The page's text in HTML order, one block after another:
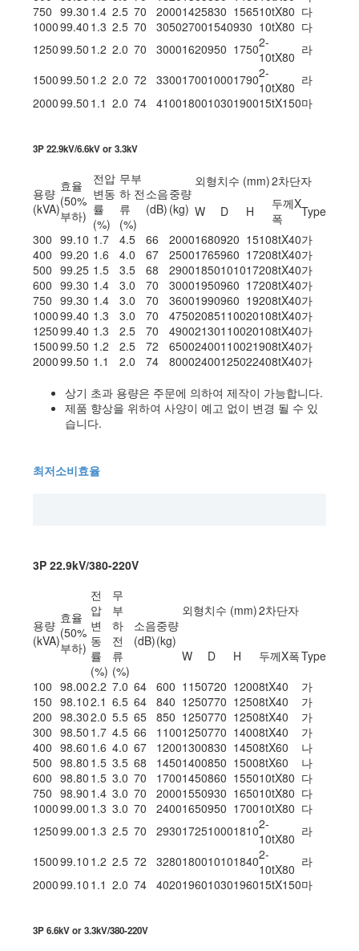
750 99.30 1.4 2.5 70 20001425830 156510tX80 다
100099.40 1.3 2.5 70 305027001540930 10tX80 다
125099.50 1.2 2.0 70 30001620950 17502-
10tX80 라
150099.50 1.2 2.0 72 33001700100017902-
10tX80 라
200099.50 1.1 2.0 74 410018001030190015tX150마
3P 22.9kV/6.6kV or 3.3kV
용량
(kVA)
효율
(50%
부하)
전압
변동
률
(%)
무부
하 전
류
(%)
소음
(dB)
중량
(kg)
외형치수 (mm)2차단자
W
D H
두께X
폭
Type
300 99.10 1.7 4.5 66 20001680920 15108tX40가
400 99.20 1.6 4.0 67 25001765960 17208tX40가
500 99.25 1.5 3.5 68 29001850101017208tX40가
600 99.30 1.4 3.0 70 30001950960 17208tX40가
750 99.30 1.4 3.0 70 36001990960 19208tX40가
100099.40 1.3 3.0 70 47502085110020108tX40가
125099.40 1.3 2.5 70 49002130110020108tX40가
150099.50 1.2 2.5 72 65002400110021908tX40가
200099.50 1.1 2.0 74 80002400125022408tX40가
상기 초과 용량은 주문에 의하여 제작이 가능합니다.
제품 향상을 위하여 사양이 예고 없이 변경 될 수 있
습니다.
최저소비효율
3P 22.9kV/380-220V
용량
(kVA)
효율
(50%
부하)
전
압
변
동
률
(%)
무
부
하
전
류
(%)
소음
(dB)
중량
(kg)
외형치수 (mm)2차단자
W D H 두께X폭Type
100 98.002.2 7.0 64 600 1150720 12008tX40
가
150 98.102.1 6.5 64 840 1250770 12508tX40
가
200 98.302.0 5.5 65 850 1250770 12508tX40
가
300 98.50 1.7 4.5 66 11001250770 14008tX40
가
400 98.60 1.6 4.0 67 12001300830 14508tX60
나
500 98.80 1.5 3.5 68 14501400850 15008tX60
나
600 98.80 1.5 3.0 70 17001450860 155010tX80 다
750 98.90 1.4 3.0 70 20001550930 165010tX80 다
100099.00 1.3 3.0 70 24001650950 170010tX80 다
125099.00 1.3 2.5 70 29301725100018102-
10tX80 라
150099.10 1.2 2.5 72 32801800101018402-
10tX80 라
200099.10 1.1 2.0 74 402019601030196015tX150마
3P 6.6kV or 3.3kV/380-220V